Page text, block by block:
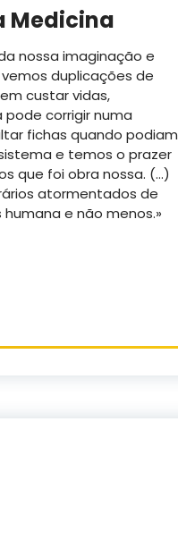
Medicina
nossa imaginação e
duplicações de
custar vidas,
corrigir numa
fichas quando podiam
e temos o prazer
que foi obra nossa. (…)
atormentados de
e não menos.»